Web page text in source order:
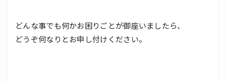
どんな事でも何かお困りごとが御座いましたら、
どうぞ何なりとお申し付けください。